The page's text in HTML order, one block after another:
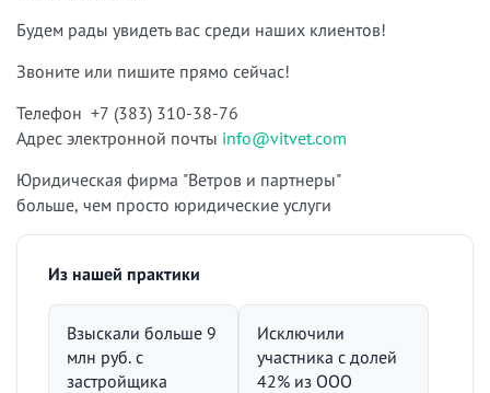
Будем рады увидеть вас среди наших клиентов!
Звоните или пишите прямо сейчас!
Телефон +7 (383) 310-38-76
Адрес электронной почты info@vitvet.com
Юридическая фирма "Ветров и партнеры"
больше, чем просто юридические услуги
Из нашей практики
Взыскали больше 9
млн руб. с
застройщика
Исключили
участника с долей
42% из ООО